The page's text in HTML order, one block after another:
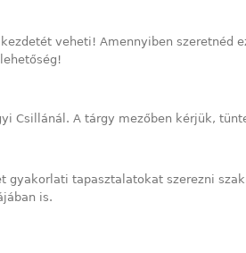
veheti! Amennyiben
Csillánál. A tárgy mezőben kérjük,
tapasztalatokat szerezni
is.